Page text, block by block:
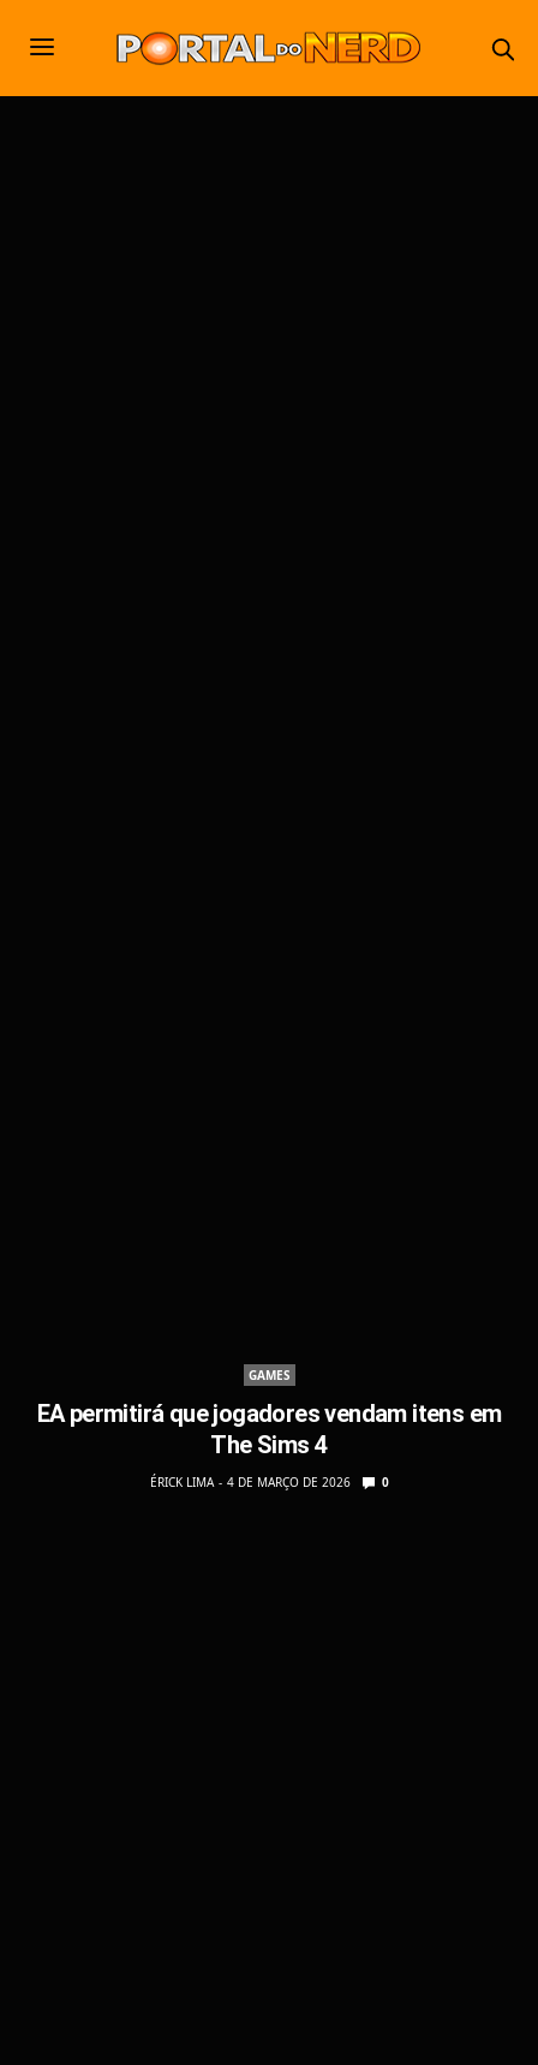
GAMES
EA permitirá que jogadores vendam itens em
The Sims 4
ÉRICK LIMA 4 DE MARÇO DE 2026 0